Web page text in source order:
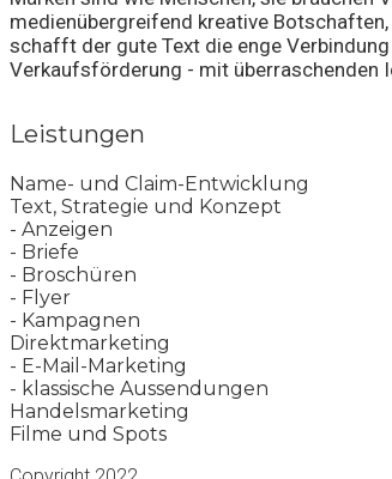
medienübergreifend kreative
schafft der gute Text die enge
Verkaufsförderung - mit überraschenden
Leistungen
Name- und Claim-Entwicklung
Text, Strategie und Konzept
- Anzeigen
- Briefe
- Broschüren
- Flyer
- Kampagnen
Direktmarketing
- E-Mail-Marketing
- klassische Aussendungen
Handelsmarketing
Filme und Spots